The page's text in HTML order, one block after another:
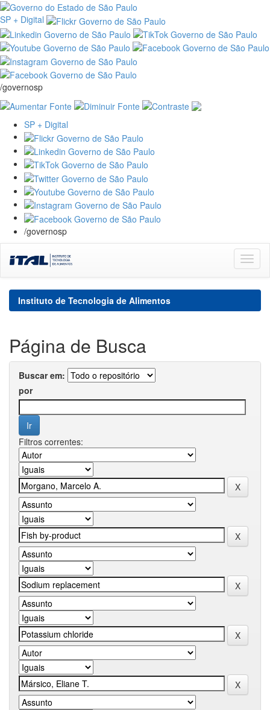
SP + Digital
/governosp
SP + Digital
/governosp
navigation
Instituto de Tecnologia de Alimentos
Página de Busca
Buscar em:
por
Filtros correntes: